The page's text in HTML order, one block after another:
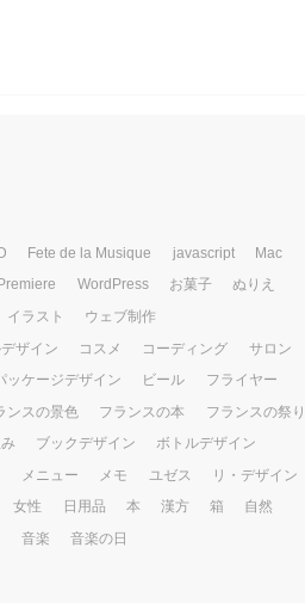
Fete de la Musique javascript
Mac
Premiere WordPress お菓子
ぬりえ
イラスト
ウェブ制作
ザイン
コスメ コーディング
サロン
ッケージデザイン ビール
フライヤー
ンスの景色 フランスの本
フランスの祭り
ブックデザイン
ボトルデザイン
メニュー メモ ユゼス
リ・デザイン
女性 日用品 本 漢方 箱
自然
音楽 音楽の日